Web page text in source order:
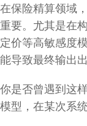
在保险精算领域
重要。尤其是在
定价等高敏感度
能导致最终输出
你是否曾遇到这
模型，在某次系